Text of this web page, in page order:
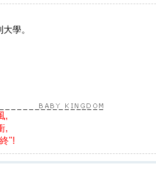
學。
處發噏風,
意亂咁衝,
"!